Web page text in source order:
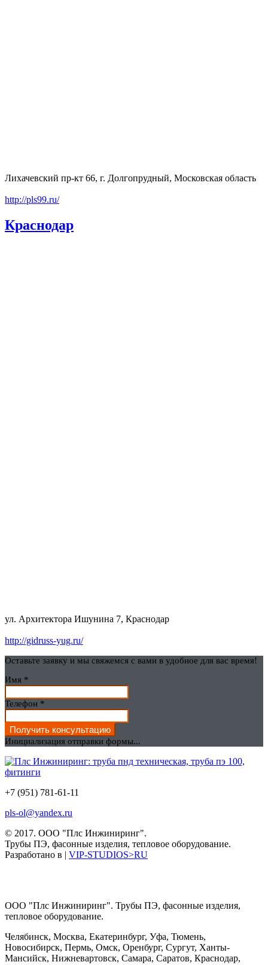
Лихачевский пр-кт 66, г. Долгопрудный, Московская область
http://pls99.ru/
Краснодар
ул. Архитектора Ишунина 7, Краснодар
http://gidruss-yug.ru/
Оставьте заявку и мы свяжемся с вами в удобное для вас время!
Имя *
Телефон *
Получить консультацию
Инициализация отправки формы...
+7 (951) 781-61-11
pls-ol@yandex.ru
© 2017. ООО "Плс Инжиниринг".
Трубы ПЭ, фасонные изделия, тепловое оборудование.
Разработано в | VIP-STUDIOS>RU
ООО "Плс Инжиниринг". Трубы ПЭ, фасонные изделия,
тепловое оборудование.
Челябинск, Москва, Екатеринбург, Уфа, Тюмень,
Новосибирск, Пермь, Омск, Оренбург, Сургут, Ханты-
Мансийск, Нижневартовск, Самара, Саратов, Краснодар,